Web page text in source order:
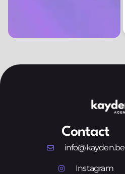
Contact
info@kayden.be
Instagram